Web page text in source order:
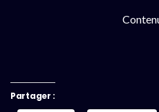
Partager :